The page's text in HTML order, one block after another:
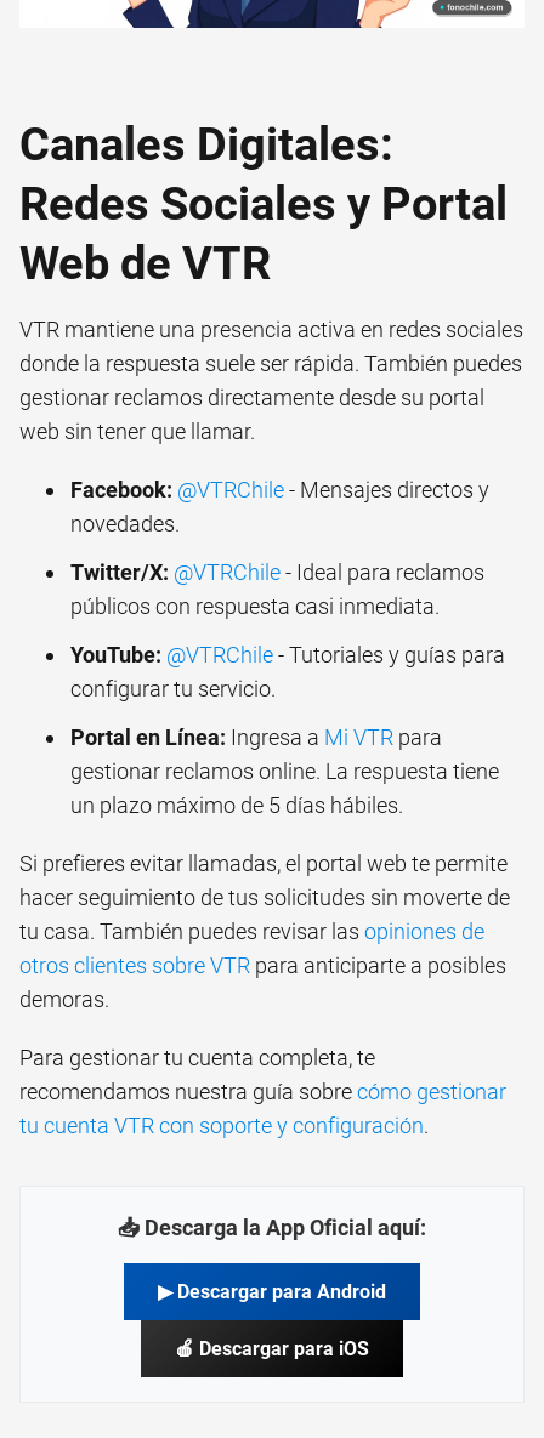
Canales Digitales:
Redes Sociales y Portal
Web de VTR
VTR mantiene una presencia activa en redes sociales
donde la respuesta suele ser rápida. También puedes
gestionar reclamos directamente desde su portal
web sin tener que llamar.
Facebook: @VTRChile- Mensajes directos y
novedades.
Twitter/X: @VTRChile- Ideal para reclamos
públicos con respuesta casi inmediata.
YouTube: @VTRChile- Tutoriales y guías para
configurar tu servicio.
Portal en Línea: Ingresa a Mi VTR para
gestionar reclamos online. La respuesta tiene
un plazo máximo de 5 días hábiles.
Si prefieres evitar llamadas, el portal web te permite
hacer seguimiento de tus solicitudes sin moverte de
tu casa. También puedes revisar las opiniones de
otros clientes sobre VTR para anticiparte a posibles
demoras.
Para gestionar tu cuenta completa, te
recomendamos nuestra guía sobrecómo gestionar
tu cuenta VTR con soporte y configuración.
📥 Descarga la App Oficial aquí:
▶ Descargar para Android
🍎 Descargar para iOS